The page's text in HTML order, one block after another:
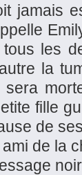
jamais
les
la
fille
de
de la